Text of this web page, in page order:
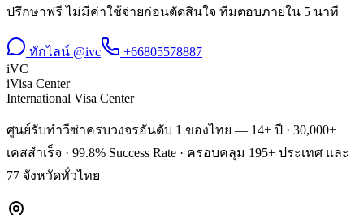
ปรึกษาฟรี ไม่มีค่าใช้จ่ายก่อนตัดสินใจ ทีมตอบภายใน 5 นาที
ทักไลน์ @ivc
+66805578887
iVC
iVisa Center
International Visa Center
ศูนย์รับทำวีซ่าครบวงจรอันดับ 1 ของไทย — 14+ ปี · 30,000+
เคสสำเร็จ · 99.8% Success Rate · ครอบคลุม 195+ ประเทศ และ
77 จังหวัดทั่วไทย